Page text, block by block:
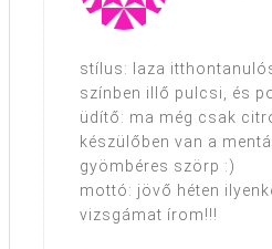
stílus: laza
színben illő pulcsi, és
üdítő: ma még csak
készülőben van a
gyömbéres szörp :)
mottó: jövő héten
vizsgámat írom!!!